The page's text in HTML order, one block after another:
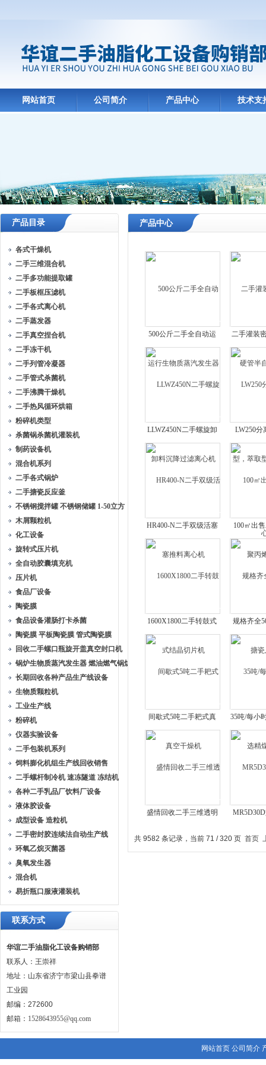
网站首页 公司简介 产品中心 技术支
产品目录
各式干燥机
二手三维混合机
二手多功能提取罐
二手板框压滤机
二手各式离心机
二手蒸发器
二手真空捏合机
二手冻干机
二手列管冷凝器
二手管式杀菌机
二手沸腾干燥机
二手热风循环烘箱
粉碎机类型
杀菌锅杀菌机灌装机
制药设备机
混合机系列
二手各式锅炉
二手搪瓷反应釜
不锈钢搅拌罐 不锈钢储罐 1-50立方
木屑颗粒机
化工设备
旋转式压片机
全自动胶囊填充机
压片机
食品厂设备
陶瓷膜
食品设备灌肠打卡杀菌
陶瓷膜 平板陶瓷膜 管式陶瓷膜
回收二手螺口瓶旋开盖真空封口机
锅炉生物质蒸汽发生器 燃油燃气锅炉
长期回收各种产品生产线设备
生物质颗粒机
工业生产线
粉碎机
仪器实验设备
二手包装机系列
饲料膨化机组生产线回收销售
二手螺杆制冷机 速冻隧道 冻结机
各种二手乳品厂饮料厂设备
液体胶设备
成型设备 造粒机
二手密封胶连续法自动生产线
环氧乙烷灭菌器
臭氧发生器
混合机
易折瓶口服液灌装机
联系方式
华谊二手油脂化工设备购销部
联系人：王崇祥
地址：山东省济宁市梁山县拳谱
工业园
邮编：272600
邮箱： 1528643955@qq.com
产品中心
500公斤二手全自动运
行生物质蒸汽发生器
二手灌装
管半自
LLWZ450N二手螺旋卸
料沉降过滤离心机
LW250分
型，萃取
HR400-N二手双级活塞
推料离心机
100㎡出
丙烯
1600X1800二手转鼓式
结晶切片机
规格齐全
瓷
间歇式5吨二手耙式真
空干燥机
35吨/每小
煤
盛情回收二手三维透明
共 9582 条记录，当前 71 / 320 页 首页
网站首页 公司简介